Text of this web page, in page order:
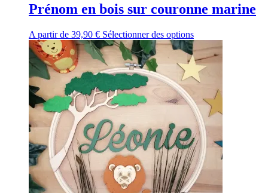
Prénom en bois sur couronne marine
A partir de 39,90 € Sélectionner des options